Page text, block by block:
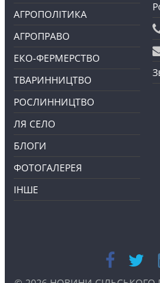
АГРОПОЛІТИКА
АГРОПРАВО
ЕКО-ФЕРМЕРСТВО
ТВАРИННИЦТВО
РОСЛИННИЦТВО
ЛЯ СЕЛО
БЛОГИ
ФОТОГАЛЕРЕЯ
ІНШЕ